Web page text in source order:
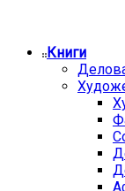
Книги